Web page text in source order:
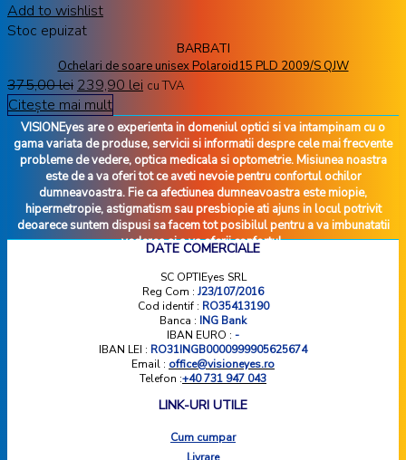
Add to wishlist
Stoc epuizat
BARBATI
Ochelari de soare unisex Polaroid15 PLD 2009/S QJW
375,00lei 239,90 lei cu TVA
Citește mai mult
VISIONEyes are o experienta in domeniul optici si va intampinam cu o
gama variata de produse, servicii si informatii despre cele mai frecvente
probleme de vedere, optica medicala si optometrie. Misiunea noastra
este de a va oferi tot ce aveti nevoie pentru confortul ochilor
dumneavoastra. Fie ca afectiunea dumneavoastra este miopie,
hipermetropie, astigmatism sau presbiopie ati ajuns in locul potrivit
deoarece suntem dispusi sa facem tot posibilul pentru a va imbunatatii
vederea si a va oferii confortul.
DATE COMERCIALE
SC OPTIEyes SRL
Reg Com : J23/107/2016
Cod identif : RO35413190
Banca : ING Bank
IBAN EURO : -
IBAN LEI : RO31INGB0000999905625674
Email : office@visioneyes.ro
Telefon :+40 731 947 043
LINK-URI UTILE
Cum cumpar